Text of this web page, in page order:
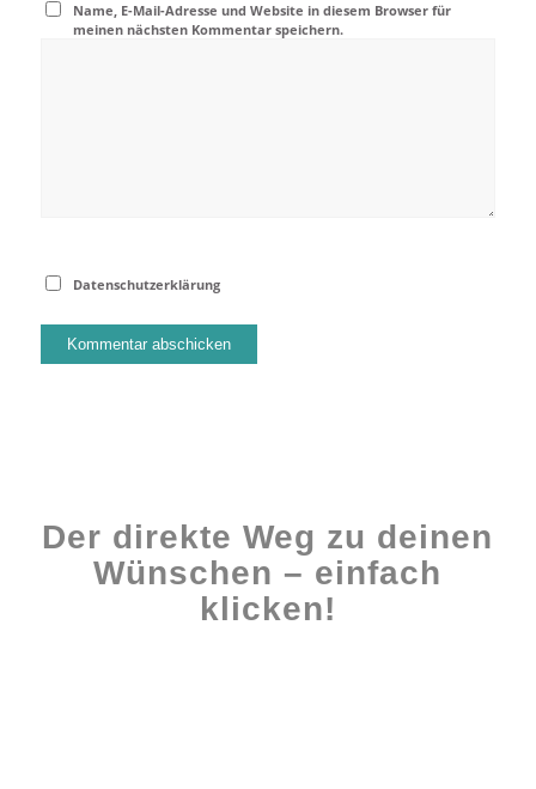
Name, E-Mail-Adresse und Website in diesem Browser für
meinen nächsten Kommentar speichern.
Datenschutzerklärung
Der direkte Weg zu deinen
Wünschen – einfach
klicken!